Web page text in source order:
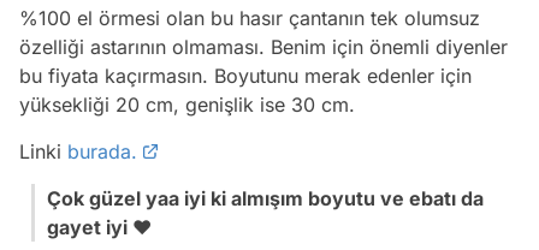
%100 el örmesi olan bu hasır çantanın tek olumsuz
özelliği astarının olmaması. Benim için önemli diyenler
bu fiyata kaçırmasın. Boyutunu merak edenler için
yüksekliği 20 cm, genişlik ise 30 cm.
Linki burada.
Çok güzel yaa iyi ki almışım boyutu ve ebatı da
gayet iyi ♥️